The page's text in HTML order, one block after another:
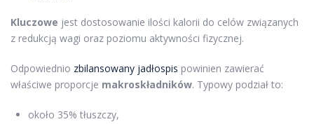
Kluczowe jest dostosowanie ilości kalorii do celów związanych
z redukcją wagi oraz poziomu aktywności fizycznej.
Odpowiednio zbilansowany jadłospis powinien zawierać
właściwe proporcje makroskładników. Typowy podział to:
około 35% tłuszczy,